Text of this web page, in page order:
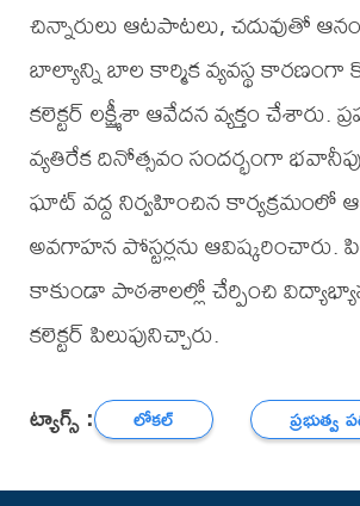
చిన్నారులు ఆటపాటలు, చదువుతో
బాల్యాన్ని బాల కార్మిక వ్యవస్థ కారణంగా
కలెక్టర్ లక్ష్మీశా ఆవేదన వ్యక్తం చేశారు.
వ్యతిరేక దినోత్సవం సందర్భంగా
ఘాట్ వద్ద నిర్వహించిన కార్యక్రమంలో
అవగాహన పోస్టర్లను ఆవిష్కరించారు.
కాకుండా పాఠశాలల్లో చేర్పించి
కలెక్టర్ పిలుపునిచ్చారు.
ట్యాగ్స్ : లోకల్ ప్రభుత్వ